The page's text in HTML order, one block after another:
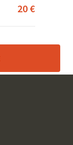
20 €